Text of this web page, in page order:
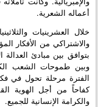
أعماله الشعرية.
خلال العشرينيات
والاشتراكي من الأفكار
بتوافق بين مبادئ
وبين طموحات الشعب
الفترة مرحلة تحول في
كفاحاً من أجل الهوية
والكرامة الإنسانية للجميع.